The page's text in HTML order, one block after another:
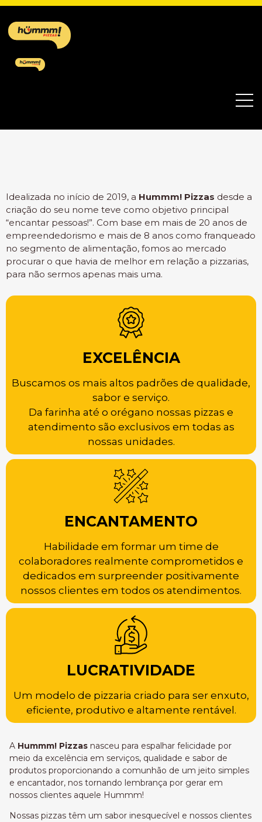
Idealizada no início de 2019, a Hummm! Pizzas desde a
criação do seu nome teve como objetivo principal
“encantar pessoas!”. Com base em mais de 20 anos de
empreendedorismo e mais de 8 anos como franqueado
no segmento de alimentação, fomos ao mercado
procurar o que havia de melhor em relação a pizzarias,
para não sermos apenas mais uma.
EXCELÊNCIA
Buscamos os mais altos padrões de qualidade,
sabor e serviço.
Da farinha até o orégano nossas pizzas e
atendimento são exclusivos em todas as
nossas unidades.
ENCANTAMENTO
Habilidade em formar um time de
colaboradores realmente comprometidos e
dedicados em surpreender positivamente
nossos clientes em todos os atendimentos.
LUCRATIVIDADE
Um modelo de pizzaria criado para ser enxuto,
eficiente, produtivo e altamente rentável.
A Hummm! Pizzas nasceu para espalhar felicidade por
meio da excelência em serviços, qualidade e sabor de
produtos proporcionando a comunhão de um jeito simples
e encantador, nos tornando lembrança por gerar em
nossos clientes aquele Hummm!
Nossas pizzas têm um sabor inesquecível e nossos clientes